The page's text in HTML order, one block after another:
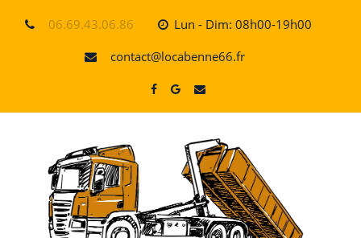
06.69.43.06.86
Lun - Dim: 08h00-19h00
contact@locabenne66.fr